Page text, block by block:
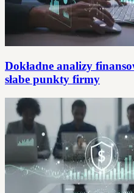
Dokładne analizy
słabe punkty firmy